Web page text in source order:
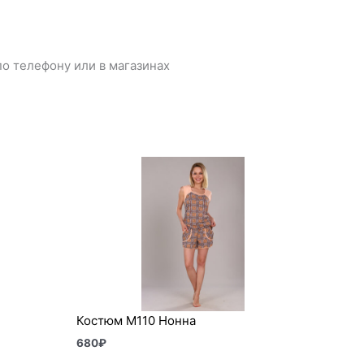
телефону или в магазинах
Костюм М110 Нонна
680₽